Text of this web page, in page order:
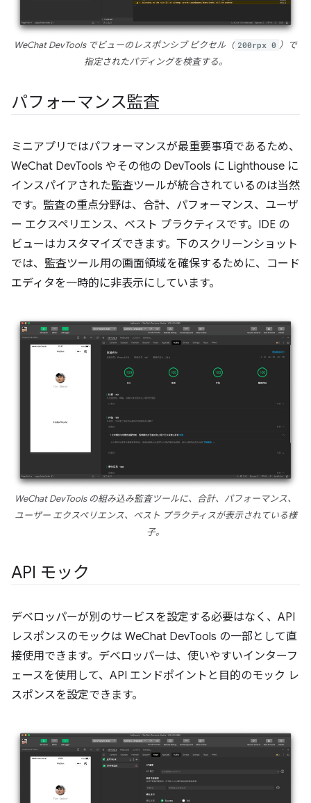
WeChat DevTools でビューのレスポンシブ ピクセル（ 200rpx 0 ）で
指定されたパディングを検査する。
パフォーマンス監査
ミニアプリではパフォーマンスが最重要事項であるため、
WeChat DevTools やその他の DevTools に Lighthouse に
インスパイアされた監査ツールが統合されているのは当然
です。監査の重点分野は、合計、パフォーマンス、ユーザ
ー エクスペリエンス、ベスト プラクティスです。IDE の
ビューはカスタマイズできます。下のスクリーンショット
では、監査ツール用の画面領域を確保するために、コード
エディタを一時的に非表示にしています。
WeChat DevTools の組み込み監査ツールに、合計、パフォーマンス、
ユーザー エクスペリエンス、ベスト プラクティスが表示されている様
子。
API モック
デベロッパーが別のサービスを設定する必要はなく、API
レスポンスのモックは WeChat DevTools の一部として直
接使用できます。デベロッパーは、使いやすいインターフ
ェースを使用して、API エンドポイントと目的のモック レ
スポンスを設定できます。